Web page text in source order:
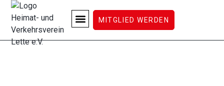
MITGLIED WERDEN